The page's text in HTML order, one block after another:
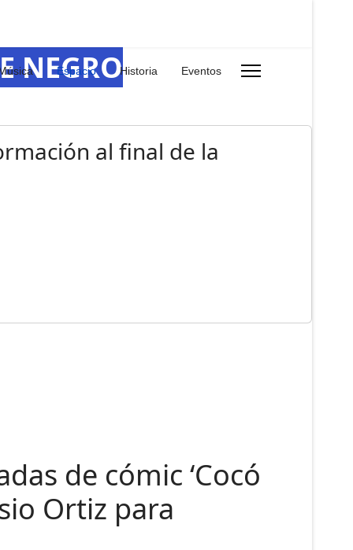
Espacio Historia Eventos
NEGRO
al final de la
de cómic ‘Cocó
Ortiz para